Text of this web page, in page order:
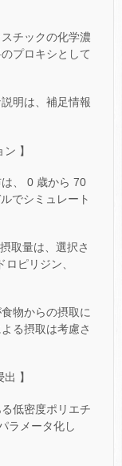
チックの化学濃
プロキシとして
明は、補足情報
】
、 0 歳から 70
でシミュレート
取量は、選択さ
ピリジン、
物からの摂取に
る摂取は考慮さ
】
低密度ポリエチ
ラメータ化し